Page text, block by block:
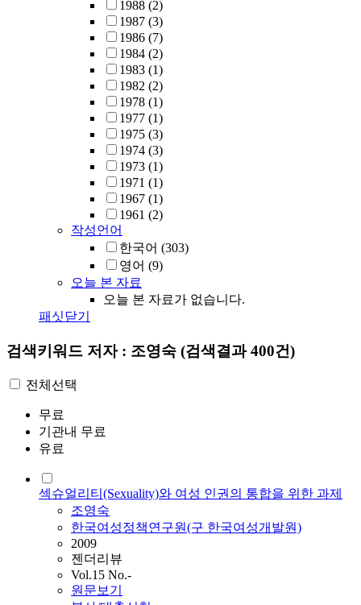
1988 (2)
1987 (3)
1986 (7)
1984 (2)
1983 (1)
1982 (2)
1978 (1)
1977 (1)
1975 (3)
1974 (3)
1973 (1)
1971 (1)
1967 (1)
1961 (2)
작성언어
한국어 (303)
영어 (9)
오늘 본 자료
오늘 본 자료가 없습니다.
패싯닫기
검색키워드 저자 : 조영숙 (검색결과 400건)
전체선택
무료
기관내 무료
유료
섹슈얼리티(Sexuality)와 여성 인권의 통합을 위한 과제
조영숙
한국여성정책연구원(구 한국여성개발원)
2009
젠더리뷰
Vol.15 No.-
원문보기